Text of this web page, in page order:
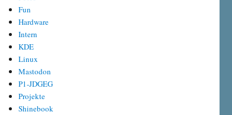
Fun
Hardware
Intern
KDE
Linux
Mastodon
P1-JDGEG
Projekte
Shinebook